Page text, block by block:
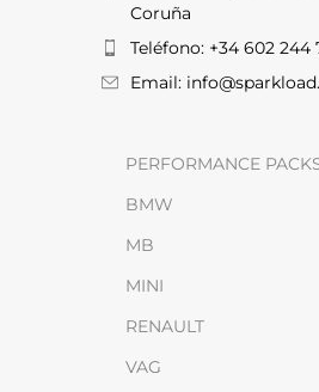
Coruña
Teléfono: +34 602 244
Email:
PERFORMANCE
BMW
MB
MINI
RENAULT
VAG